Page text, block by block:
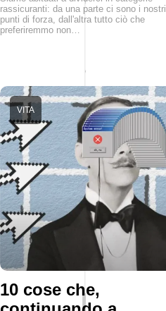
rassicuranti: da una parte ci sono i nostri
punti di forza, dall'altra tutto ciò che
preferiremmo non…
10 cose che,
VITA